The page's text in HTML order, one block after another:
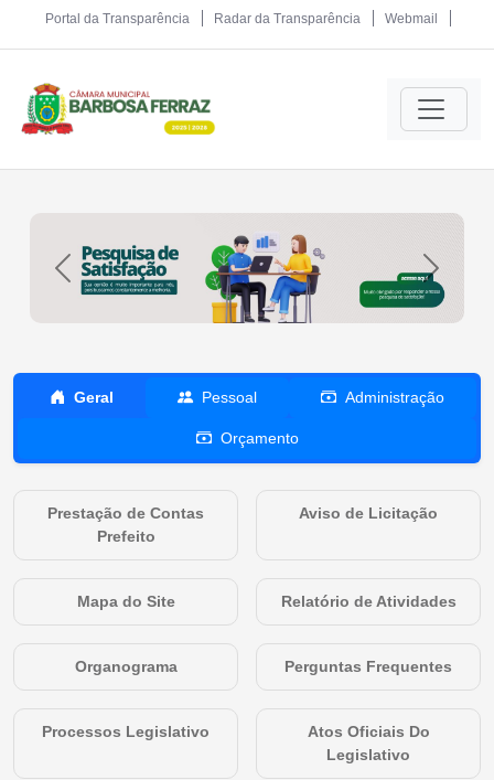
Portal da Transparência Radar da Transparência Webmail
Previous Next
Geral Pessoal Administração
Orçamento
Prestação de Contas
Prefeito
Aviso de Licitação
Mapa do Site Relatório de Atividades
Organograma Perguntas Frequentes
Processos Legislativo
Atos Oficiais Do
Legislativo